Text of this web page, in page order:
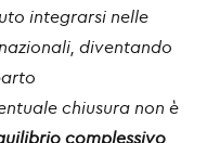
integrarsi nelle
diventando
chiusura non è
complessivo